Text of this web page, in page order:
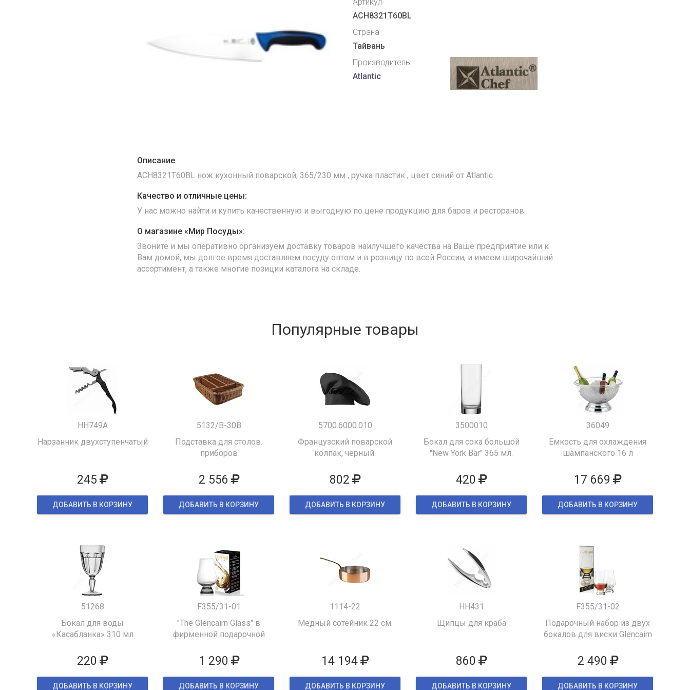
ACH8321T60BL
Страна
Тайвань
Производитель
Atlantic
Описание
ACH8321T60BL нож кухонный поварской, 365/230 мм , ручка пластик , цвет синий от Atlantic
Качество и отличные цены:
У нас можно найти и купить качественную и выгодную по цене продукцию для баров и ресторанов.
О магазине «Мир Посуды»:
Звоните и мы оперативно организуем доставку товаров наилучшего качества на Ваше предприятие или к
Вам домой, мы долгое время доставляем посуду оптом и в розницу по всей России, и имеем широчайший
ассортимент, а также многие позиции каталога на складе.
Популярные товары
HH749A
Нарзанник двухступенчатый
245
ДОБАВИТЬ В КОРЗИНУ
5132/B-30B
Подставка для столов.
приборов
2 556
ДОБАВИТЬ В КОРЗИНУ
5700.6000.010
Французский поварской
колпак, черный.
802
ДОБАВИТЬ В КОРЗИНУ
3500010
Бокал для сока большой
"New York Bar" 365 мл.
420
ДОБАВИТЬ В КОРЗИНУ
36049
Емкость для охлаждения
шампанского 16 л
17 669
ДОБАВИТЬ В КОРЗИНУ
51268
Бокал для воды
«Касабланка» 310 мл
220
ДОБАВИТЬ В КОРЗИНУ
F355/31-01
"The Glencairn Glass" в
фирменной подарочной
1 290
ДОБАВИТЬ В КОРЗИНУ
1114-22
Медный сотейник 22 см.
14 194
ДОБАВИТЬ В КОРЗИНУ
HH431
Щипцы для краба
860
ДОБАВИТЬ В КОРЗИНУ
F355/31-02
Подарочный набор из двух
бокалов для виски Glencairn
2 490
ДОБАВИТЬ В КОРЗИНУ